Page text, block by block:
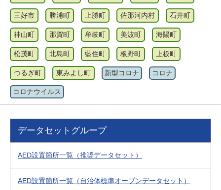
三好市 勝浦町 上勝町 佐那河内村 石井町
神山町 那賀町 牟岐町 美波町 海陽町
松茂町 北島町 藍住町 板野町 上板町
つるぎ町 東みよし町 新型コロナ コロナ
コロナウイルス
データセットグループ
AED設置箇所一覧（推奨データセット）
AED設置箇所一覧（自治体標準オープンデータセット）